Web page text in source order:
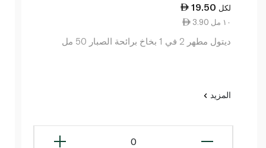
19.50 لكل
3.90 ١٠ مل
ديتول مطهر 2 في 1 بخاخ برائحة الصبار 50 مل
المزيد
0